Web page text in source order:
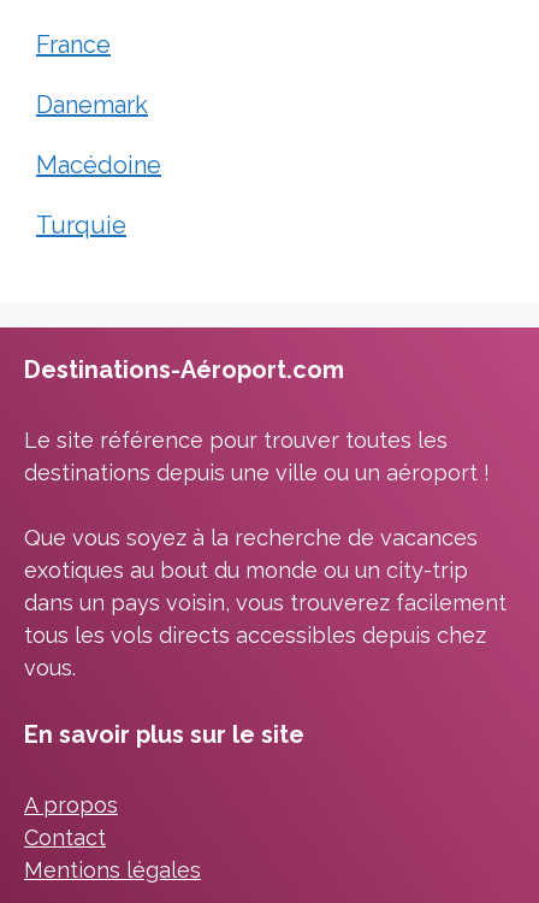
France
Danemark
Macédoine
Turquie
Destinations-Aéroport.com
Le site référence pour trouver toutes les
destinations depuis une ville ou un aéroport !
Que vous soyez à la recherche de vacances
exotiques au bout du monde ou un city-trip
dans un pays voisin, vous trouverez facilement
tous les vols directs accessibles depuis chez
vous.
En savoir plus sur le site
A propos
Contact
Mentions légales